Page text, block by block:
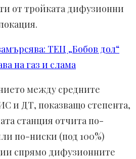
от тройката дифузионни
ТЕЦ „Бобов дол“
на газ и слама
между средните
и ДТ, показващо степента,
станция отчита по-
по-ниски (под 100%)
спрямо дифузионните